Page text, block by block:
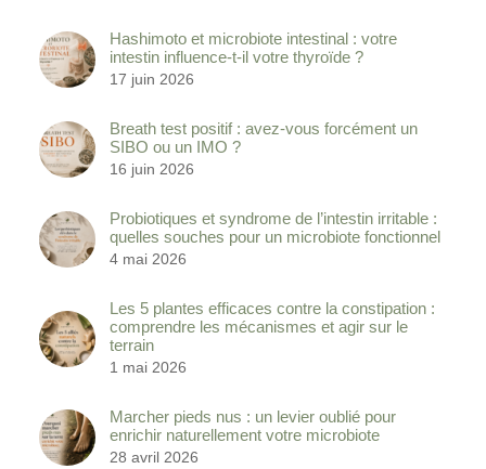
Hashimoto et microbiote intestinal : votre
intestin influence-t-il votre thyroïde ?
17 juin 2026
Breath test positif : avez-vous forcément un
SIBO ou un IMO ?
16 juin 2026
Probiotiques et syndrome de l’intestin irritable :
quelles souches pour un microbiote fonctionnel
4 mai 2026
Les 5 plantes efficaces contre la constipation :
comprendre les mécanismes et agir sur le
terrain
1 mai 2026
Marcher pieds nus : un levier oublié pour
enrichir naturellement votre microbiote
28 avril 2026